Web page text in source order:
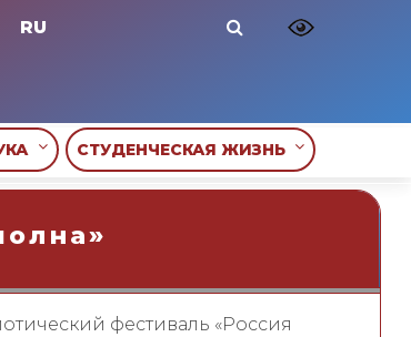
RU
СТУДЕНЧЕСКАЯ ЖИЗНЬ
фестиваль «Россия